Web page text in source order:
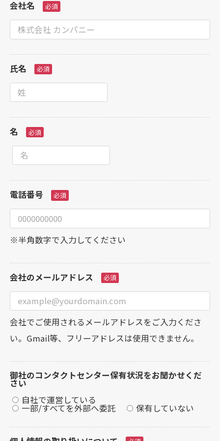
会社名
氏名
名
電話番号
※半角数字で入力してください
会社のメールアドレス
会社でご使用されるメールアドレスをご入力くださ
い。Gmail等、フリーアドレスは使用できません。
御社のコンタクトセンター保有状況をお聞かせくだ
さい
自社で運営している
一部/すべてを外部へ委託 保有していない